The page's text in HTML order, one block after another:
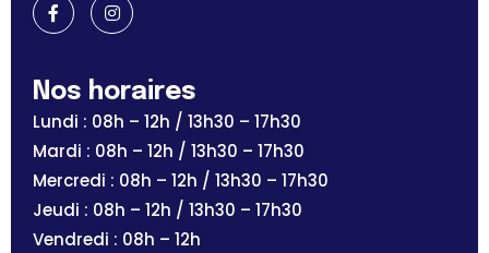
Nos horaires
Lundi : 08h – 12h / 13h30 – 17h30
Mardi : 08h – 12h / 13h30 – 17h30
Mercredi : 08h – 12h / 13h30 – 17h30
Jeudi : 08h – 12h / 13h30 – 17h30
Vendredi : 08h – 12h